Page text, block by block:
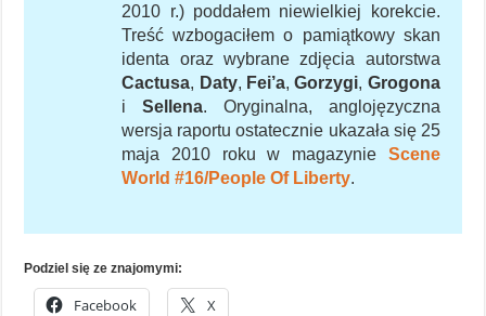
2010 r.) poddałem niewielkiej korekcie.
Treść wzbogaciłem o pamiątkowy skan
identa oraz wybrane zdjęcia autorstwa
Cactusa, Daty, Fei’a,Gorzygi, Grogona
iSellena. Oryginalna, anglojęzyczna
wersja raportu ostatecznie ukazała się 25
maja 2010 roku w magazynie Scene
World #16/People Of Liberty.
Podziel się ze znajomymi:
Facebook X